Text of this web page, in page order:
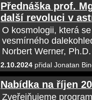
Přednáška prof.
další revoluci v
O kosmologii, která
vesmírného
Norbert Werner,
2.10.2024 přidal Jonatan
Nabídka na říjen
Zveřejňujeme